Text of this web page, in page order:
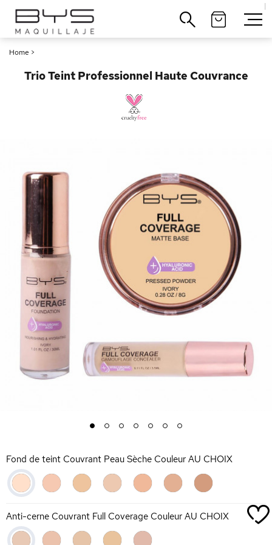
|
Home >
Trio Teint Professionnel Haute Couvrance
1 2 3 4 5 6 7
Fond de teint Couvrant Peau Sèche Couleur AU CHOIX
Anti-cerne Couvrant Full Coverage Couleur AU CHOIX
Cerrar